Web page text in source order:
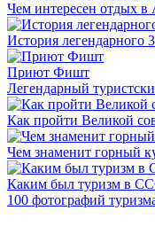
Чем интересен отдых в
История легендарного
Приют Фишт
Легендарный
Как пройти Великой
Чем знаменит горный
Каким был туризм в
100 фотографий